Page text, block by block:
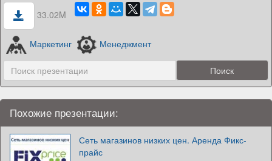
33.02M
Маркетинг Менеджмент
Похожие презентации:
Сеть магазинов низких цен. Аренда Фикс-
прайс